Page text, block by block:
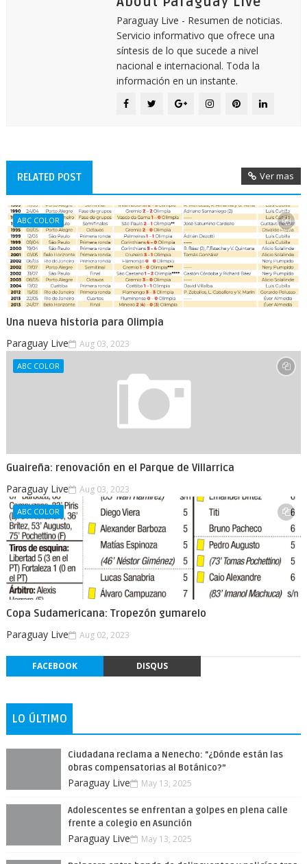
Paraguay Live - Resumen de noticias.
Servicio informativo que ofrece una
síntesis de lo que sucede a nivel
nacional e internacional. Toda la
información en un instante.
RELATED POST Ver mas
ABC COLOR
Una nueva historia para Olimpia
Paraguay Live Aug 03, 2023
ABC COLOR
Guaireña: renovación en el Parque de Villarrica
Paraguay Live Aug 03, 2023
ABC COLOR
Copa Sudamericana: Tropezón gumarelo
Paraguay Live Aug 02, 2023
FACEBOOK DISQUS
LO ÚLTIMO
Ciudadana reclama a Nenecho: "¿Dónde están las
obras compensatorias al Botánico?”
Paraguay Live May 13, 2025
Adolescentes se enfrentan a golpes en plena calle
frente a colegio en Asunción
Paraguay Live May 13, 2025